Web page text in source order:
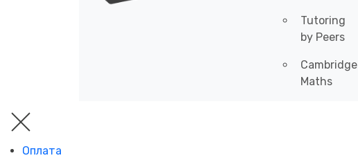
Tutoring
by Peers
Cambridge
Maths
Оплата